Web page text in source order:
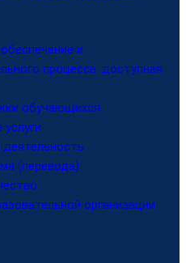
и
процесса. доступная
обучающихся
(перевода)
организации